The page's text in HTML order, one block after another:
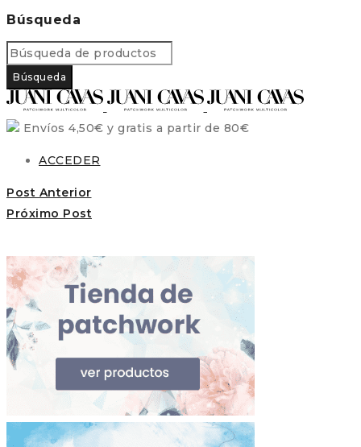
Búsqueda
Envíos 4,50€ y gratis a partir de 80€
ACCEDER
Post Anterior
Próximo Post